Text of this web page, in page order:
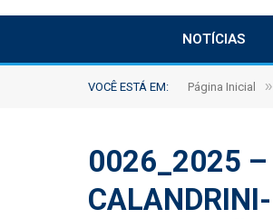
NOTÍCIAS
VOCÊ ESTÁ EM: Página Inicial »
0026_2025 –